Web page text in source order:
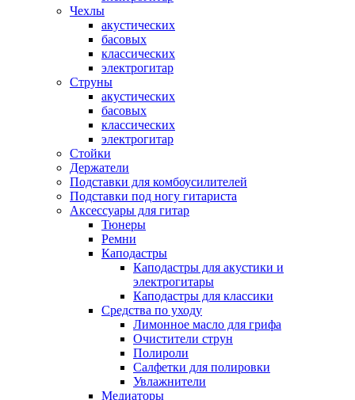
Чехлы
акустических
басовых
классических
электрогитар
Струны
акустических
басовых
классических
электрогитар
Стойки
Держатели
Подставки для комбоусилителей
Подставки под ногу гитариста
Аксессуары для гитар
Тюнеры
Ремни
Каподастры
Каподастры для акустики и
электрогитары
Каподастры для классики
Средства по уходу
Лимонное масло для грифа
Очистители струн
Полироли
Салфетки для полировки
Увлажнители
Медиаторы